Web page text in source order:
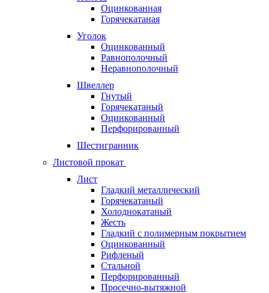
Оцинкованная
Горячекатаная
Уголок
Оцинкованный
Равнополочный
Неравнополочный
Швеллер
Гнутый
Горячекатаный
Оцинкованный
Перфорированный
Шестигранник
Листовой прокат
Лист
Гладкий металлический
Горячекатаный
Холоднокатаный
Жесть
Гладкий с полимерным покрытием
Оцинкованный
Рифленый
Стальной
Перфорированный
Просечно-вытяжной